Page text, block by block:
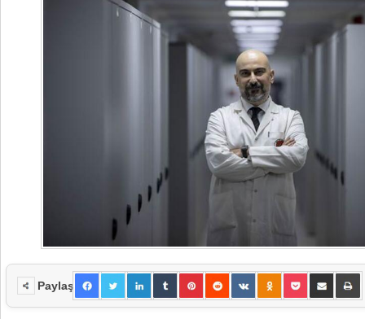
Paylaş